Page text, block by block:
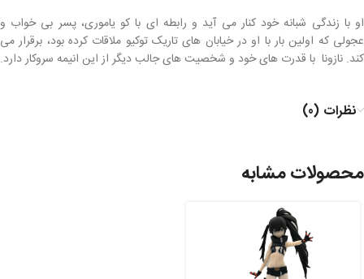
او با زندگی شبانه خود کنار می آید و رابطه ای با کو یاموری، پسر بی خواب و
عجولی که اولین بار با او در خیابان های تاریک توکیو ملاقات کرده بود، برقرار می
کند. نازونا با قدرت های خود و شخصیت های جالب دیگر از این انیمه سروکار دارد.
نظرات (0)
محصولات مشابه